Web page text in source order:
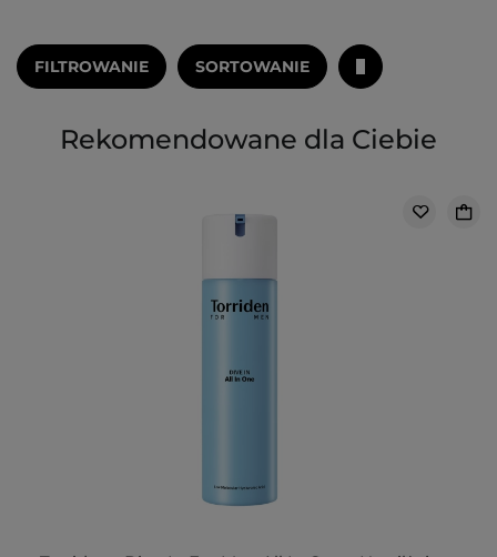
FILTROWANIE SORTOWANIE
Rekomendowane dla Ciebie